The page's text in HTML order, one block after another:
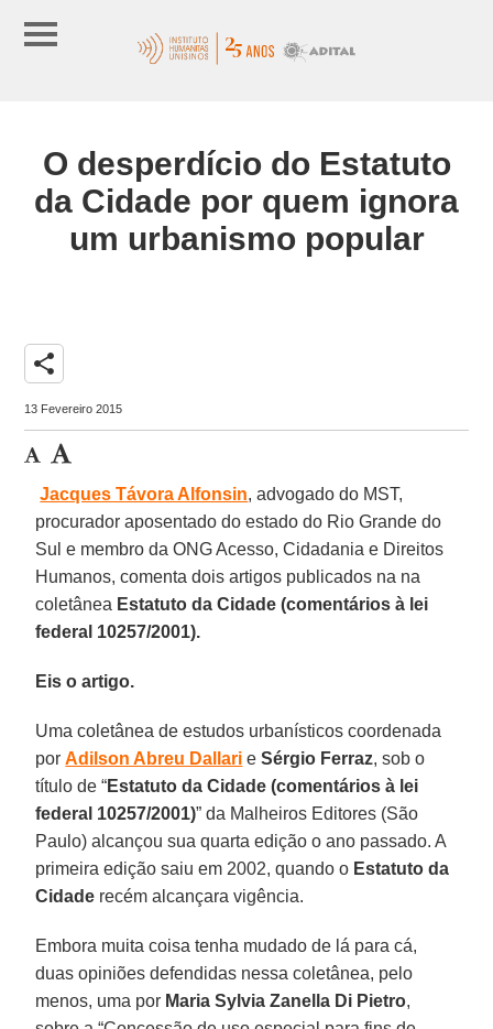
O desperdício do Estatuto
da Cidade por quem ignora
um urbanismo popular
share
13 Fevereiro 2015
Jacques Távora Alfonsin, advogado do MST,
procurador aposentado do estado do Rio Grande do
Sul e membro da ONG Acesso, Cidadania e Direitos
Humanos, comenta dois artigos publicados na na
coletânea Estatuto da Cidade (comentários à lei
federal 10257/2001).
Eis o artigo.
Uma coletânea de estudos urbanísticos coordenada
porAdilson Abreu Dallari eSérgio Ferraz, sob o
título de “Estatuto da Cidade (comentários à lei
federal 10257/2001)” da Malheiros Editores (São
Paulo) alcançou sua quarta edição o ano passado. A
primeira edição saiu em 2002, quando o Estatuto da
Cidade recém alcançara vigência.
Embora muita coisa tenha mudado de lá para cá,
duas opiniões defendidas nessa coletânea, pelo
menos, uma por Maria Sylvia Zanella Di Pietro,